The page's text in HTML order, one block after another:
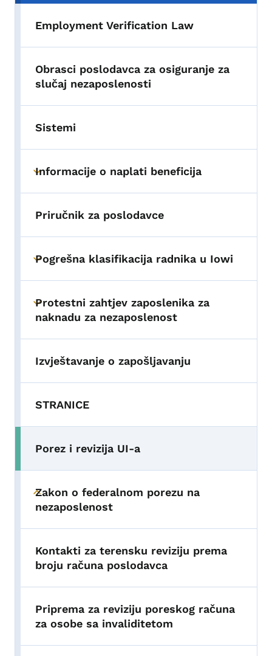
Employment Verification Law
Obrasci poslodavca za osiguranje za
slučaj nezaposlenosti
Sistemi
Toggle submenu
Informacije o naplati beneficija
Priručnik za poslodavce
Toggle submenu
Pogrešna klasifikacija radnika u Iowi
Toggle submenu
Protestni zahtjev zaposlenika za
naknadu za nezaposlenost
Izvještavanje o zapošljavanju
STRANICE
Porez i revizija UI-a
Toggle submenu
Zakon o federalnom porezu na
nezaposlenost
Kontakti za terensku reviziju prema
broju računa poslodavca
Priprema za reviziju poreskog računa
za osobe sa invaliditetom